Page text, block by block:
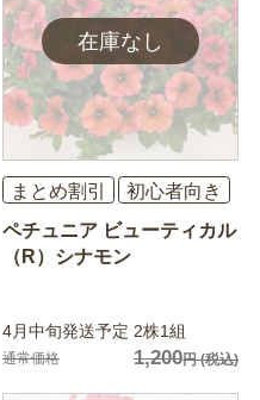
まとめ割引
初心者向き
ペチュニア ビューティカル
（R）シナモン
4月中旬発送予定 2株1組
通常価格 1,200円(税込)